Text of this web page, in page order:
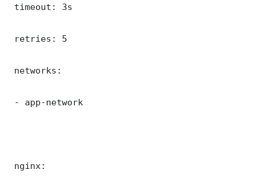
timeout: 3s
retries: 5
networks:
- app-network
nginx: